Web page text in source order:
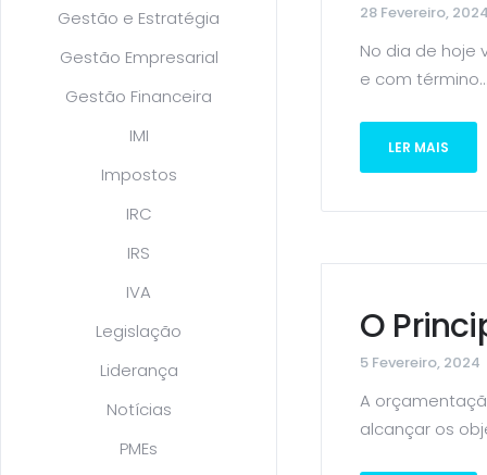
Gestão e Estratégia
Gestão Empresarial
Gestão Financeira
IMI
Impostos
IRC
IRS
IVA
Legislação
Liderança
Notícias
PMEs
28 Fevereiro,
No dia de hoje
e com
LER MAIS
O
5 Fevereiro, 2024
A
alcançar os